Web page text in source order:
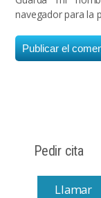
navegador para la
Pedir cita
Llamar